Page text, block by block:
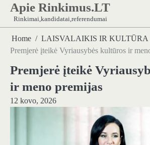
Skip
content
Apie Rinkimus.LT
Rinkimai,kandidatai,referendumai
Home
LAISVALAIKIS IR KULTŪRA
Premjerė įteikė Vyriausybės kultūros ir
Premjerė įteikė
ir meno premijas
12 kovo, 2026